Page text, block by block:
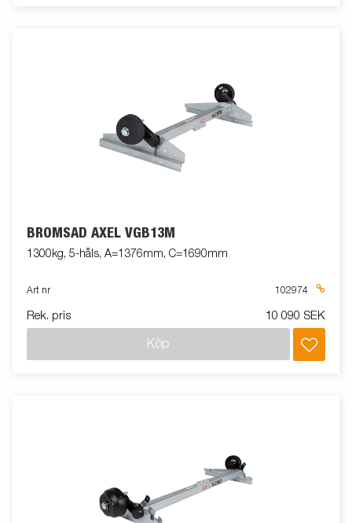
BROMSAD AXEL VGB13M
1300kg, 5-håls, A=1376mm, C=1690mm
Art nr 102974
Rek. pris 10 090 SEK
Köp